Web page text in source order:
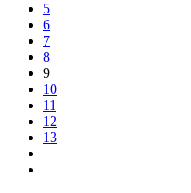
5
6
7
8
9
10
11
12
13